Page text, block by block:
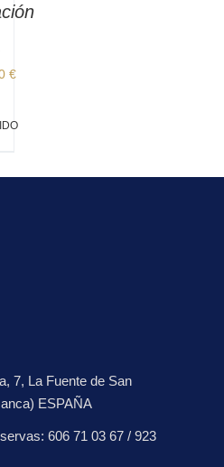
€
7, La Fuente de San
ESPAÑA
606 71 03 67 / 923